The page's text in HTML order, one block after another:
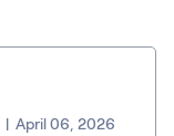
| April 06, 2026